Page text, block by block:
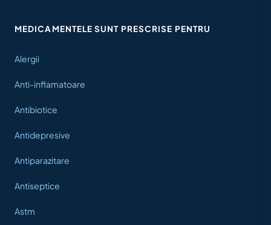
MEDICAMENTELE SUNT PRESCRISE PENTRU
Alergii
Anti-inflamatoare
Antibiotice
Antidepresive
Antiparazitare
Antiseptice
Astm